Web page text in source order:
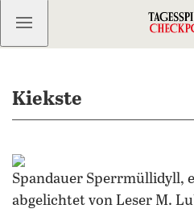
Kostenlos anmelden
Kiekste
Spandauer Sperrmüllidyll,
abgelichtet von Leser M.